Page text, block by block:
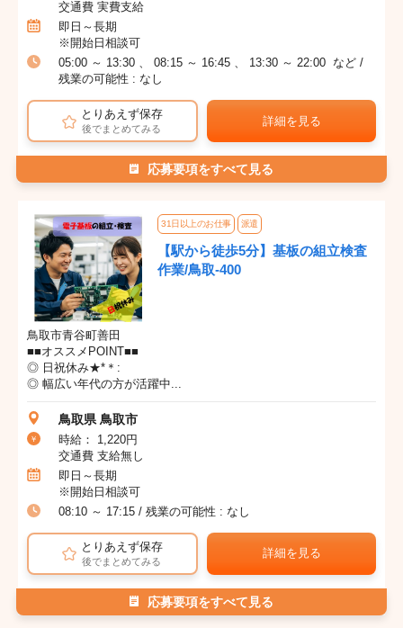
交通費 実費支給
即日～長期
※開始日相談可
05:00 ～ 13:30 、 08:15 ～ 16:45 、 13:30 ～ 22:00 など /
残業の可能性 : なし
とりあえず保存
後でまとめてみる
詳細を見る
応募要項をすべて見る
31日以上のお仕事 派遣
【駅から徒歩5分】基板の組立検査
作業/鳥取-400
鳥取市青谷町善田
■■オススメPOINT■■
◎ 日祝休み★*＊:
◎ 幅広い年代の方が活躍中...
鳥取県 鳥取市
時給： 1,220円
交通費 支給無し
即日～長期
※開始日相談可
08:10 ～ 17:15 / 残業の可能性 : なし
とりあえず保存
後でまとめてみる
詳細を見る
応募要項をすべて見る